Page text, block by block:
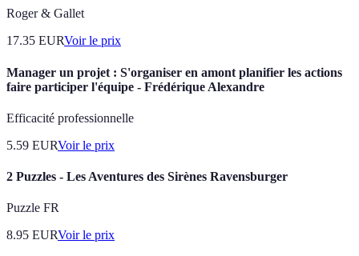
Roger & Gallet
17.35 EURVoir le prix
Manager un projet : S'organiser en amont planifier les actions
faire participer l'équipe - Frédérique Alexandre
Efficacité professionnelle
5.59 EURVoir le prix
2 Puzzles - Les Aventures des Sirènes Ravensburger
Puzzle FR
8.95 EURVoir le prix